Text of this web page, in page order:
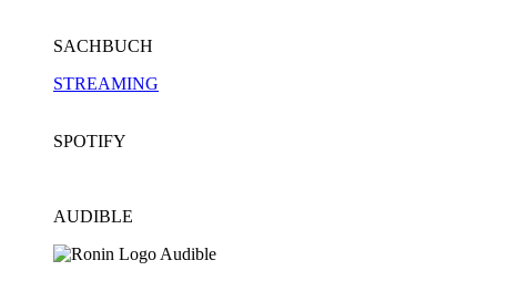
SACHBUCH
STREAMING
SPOTIFY
AUDIBLE